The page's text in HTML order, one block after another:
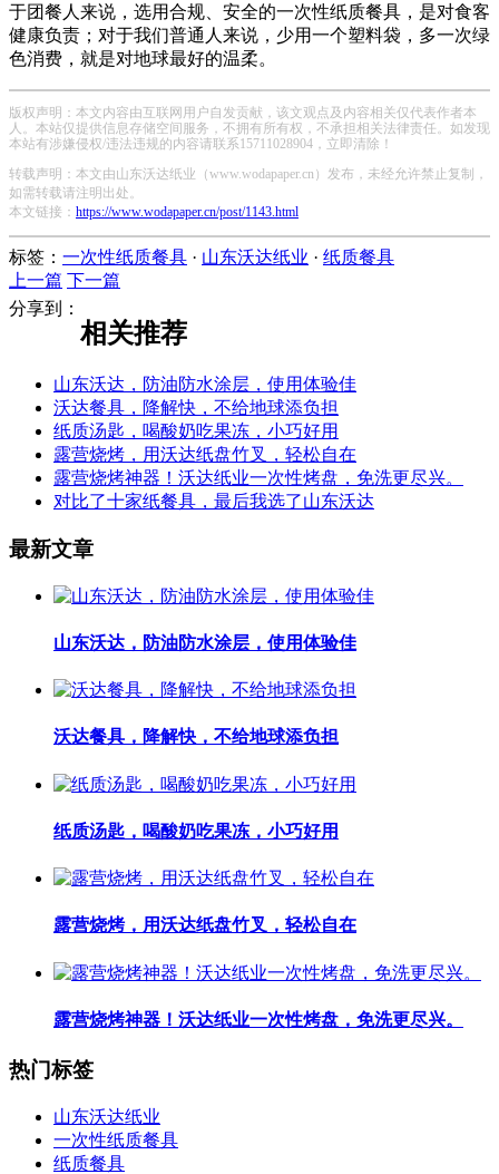
于团餐人来说，选用合规、安全的一次性纸质餐具，是对食客
健康负责；对于我们普通人来说，少用一个塑料袋，多一次绿
色消费，就是对地球最好的温柔。
版权声明：本文内容由互联网用户自发贡献，该文观点及内容相关仅代表作者本
人。本站仅提供信息存储空间服务，不拥有所有权，不承担相关法律责任。如发现
本站有涉嫌侵权/违法违规的内容请联系15711028904，立即清除！
转载声明：本文由山东沃达纸业（www.wodapaper.cn）发布，未经允许禁止复制，
如需转载请注明出处。
本文链接： https://www.wodapaper.cn/post/1143.html
标签： 一次性纸质餐具 · 山东沃达纸业 · 纸质餐具
上一篇 下一篇
分享到：
相关推荐
山东沃达，防油防水涂层，使用体验佳
沃达餐具，降解快，不给地球添负担
纸质汤匙，喝酸奶吃果冻，小巧好用
露营烧烤，用沃达纸盘竹叉，轻松自在
露营烧烤神器！沃达纸业一次性烤盘，免洗更尽兴。
对比了十家纸餐具，最后我选了山东沃达
最新文章
山东沃达，防油防水涂层，使用体验佳
沃达餐具，降解快，不给地球添负担
纸质汤匙，喝酸奶吃果冻，小巧好用
露营烧烤，用沃达纸盘竹叉，轻松自在
露营烧烤神器！沃达纸业一次性烤盘，免洗更尽兴。
热门标签
山东沃达纸业
一次性纸质餐具
纸质餐具